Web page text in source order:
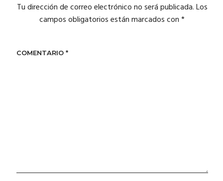
Tu dirección de correo electrónico no será publicada.Los
campos obligatorios están marcados con*
COMENTARIO *